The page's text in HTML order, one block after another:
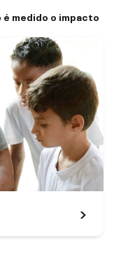
medido o impacto